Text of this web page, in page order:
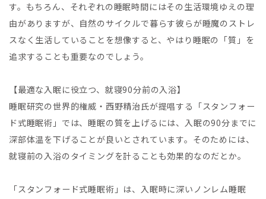
す。もちろん、それぞれの睡眠時間にはその生活環境ゆえの理
由がありますが、自然のサイクルで暮らす彼らが睡魔のストレ
スなく生活していることを想像すると、やはり睡眠の「質」を
追求することも重要なのでしょう。
【最適な入眠に役立つ、就寝90分前の入浴】
睡眠研究の世界的権威・西野精治氏が提唱する「スタンフォー
ド式睡眠術」では、睡眠の質を上げるには、入眠の90分までに
深部体温を下げることが良いとされています。そのためには、
就寝前の入浴のタイミングを計ることも効果的なのだとか。
「スタンフォード式睡眠術」は、入眠時に深いノンレム睡眠